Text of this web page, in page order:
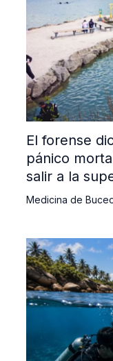
El forense
pánico
salir a la
Medicina de